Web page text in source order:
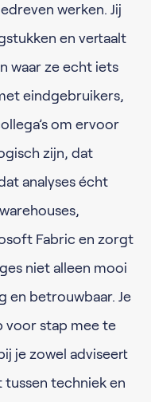
werken. Jij
en vertaalt
waar ze echt iets
eindgebruikers,
om ervoor
zijn, dat
analyses écht
Fabric en zorgt
niet alleen mooi
en betrouwbaar. Je
voor stap mee te
je zowel adviseert
tussen techniek en